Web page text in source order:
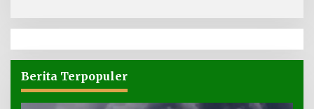
Berita Terpopuler